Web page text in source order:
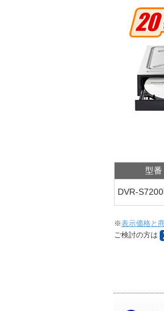
型番
DVR-
※表示価格と
ご検討の方は